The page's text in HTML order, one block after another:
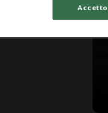
Accetto